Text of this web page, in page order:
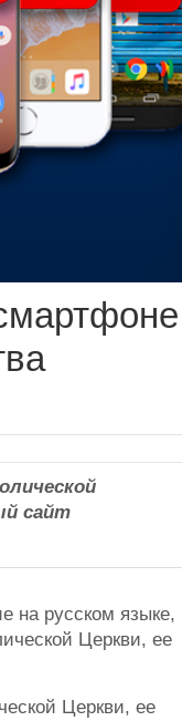
сайт
на русском языке,
Церкви, ее
Церкви, ее